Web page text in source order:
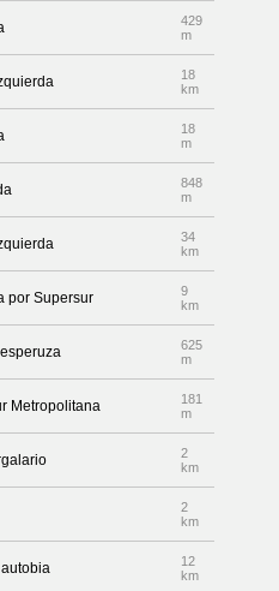
429
m
18
km
18
m
848
m
34
km
por Supersur
9
km
625
m
Metropolitana
181
m
2
km
2
km
12
km